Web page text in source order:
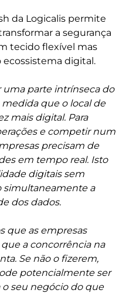
da Logicalis permite
a segurança
tecido flexível mas
digital.
uma parte intrínseca do
que o local de
mais digital. Para
e competir num
precisam de
em tempo real. Isto
digitais sem
simultaneamente a
dos dados.
que as empresas
a concorrência na
Se não o fizerem,
potencialmente ser
o seu negócio do que